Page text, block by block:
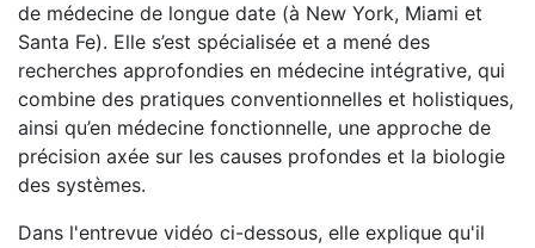
de médecine de longue date (à New York, Miami et
Santa Fe). Elle s’est spécialisée et a mené des
recherches approfondies en médecine intégrative, qui
combine des pratiques conventionnelles et holistiques,
ainsi qu’en médecine fonctionnelle, une approche de
précision axée sur les causes profondes et la biologie
des systèmes.
Dans l'entrevue vidéo ci-dessous, elle explique qu'il